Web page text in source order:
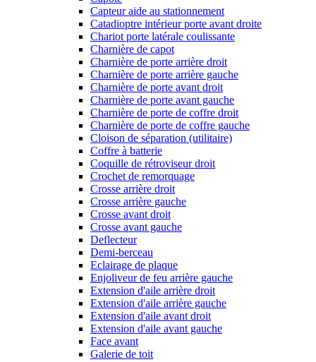
Capteur aide au stationnement
Catadioptre intérieur porte avant droite
Chariot porte latérale coulissante
Charnière de capot
Charnière de porte arrière droit
Charnière de porte arrière gauche
Charnière de porte avant droit
Charnière de porte avant gauche
Charnière de porte de coffre droit
Charnière de porte de coffre gauche
Cloison de séparation (utilitaire)
Coffre à batterie
Coquille de rétroviseur droit
Crochet de remorquage
Crosse arrière droit
Crosse arrière gauche
Crosse avant droit
Crosse avant gauche
Deflecteur
Demi-berceau
Eclairage de plaque
Enjoliveur de feu arrière gauche
Extension d'aile arrière droit
Extension d'aile arrière gauche
Extension d'aile avant droit
Extension d'aile avant gauche
Face avant
Galerie de toit